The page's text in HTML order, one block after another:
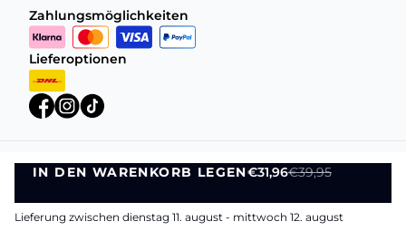
IN DEN WARENKORB LEGEN€31,96€39,95
IN DEN WARENKORB LEGEN
Lieferung zwischen dienstag 11. august - mittwoch 12. august
Zahlungsmöglichkeiten
Lieferoptionen
Datenschutzrichtlinie Geschäftsbedingungen
©DK Company Online GmbH 2026